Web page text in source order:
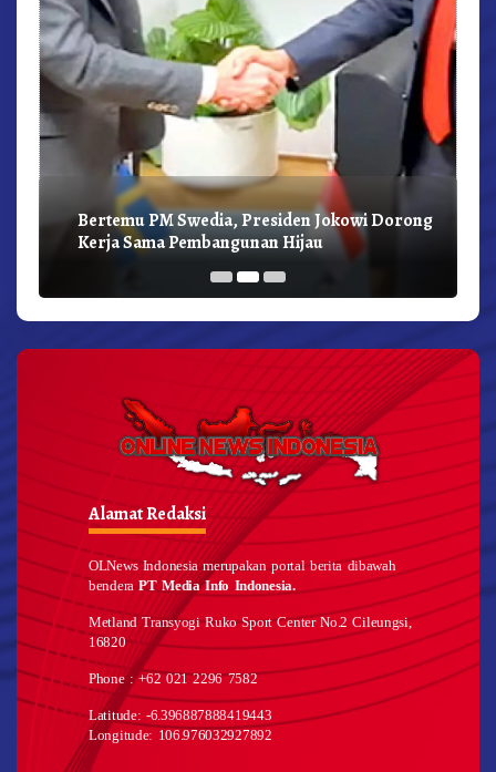
Bertemu PM Swedia, Presiden Jokowi Dorong
Kerja Sama Pembangunan Hijau
Alamat Redaksi
OLNews Indonesia merupakan portal berita dibawah
benderaPT Media Info Indonesia.
Metland Transyogi Ruko Sport Center No.2 Cileungsi,
16820
Phone : +62 021 2296 7582
Latitude: -6.396887888419443
Longitude: 106.976032927892